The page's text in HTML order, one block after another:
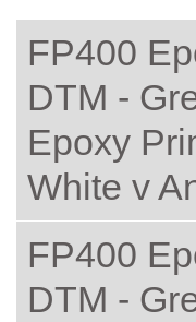
FP400
DTM -
Epoxy
White v
FP400
DTM -